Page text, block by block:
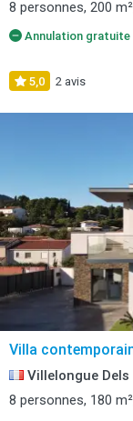
8 personnes, 200
Annulation gratuite
5,0 2 avis
Villa
Villelongue
8 personnes, 180